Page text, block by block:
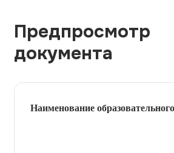
Предпросмотр
документа
Наименование